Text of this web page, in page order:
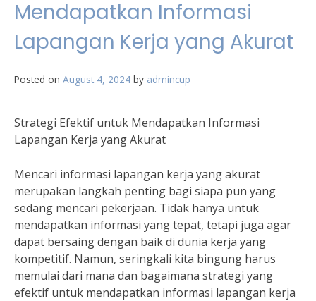
Mendapatkan Informasi
Lapangan Kerja yang Akurat
Posted on August 4, 2024 by admincup
Strategi Efektif untuk Mendapatkan Informasi
Lapangan Kerja yang Akurat
Mencari informasi lapangan kerja yang akurat
merupakan langkah penting bagi siapa pun yang
sedang mencari pekerjaan. Tidak hanya untuk
mendapatkan informasi yang tepat, tetapi juga agar
dapat bersaing dengan baik di dunia kerja yang
kompetitif. Namun, seringkali kita bingung harus
memulai dari mana dan bagaimana strategi yang
efektif untuk mendapatkan informasi lapangan kerja